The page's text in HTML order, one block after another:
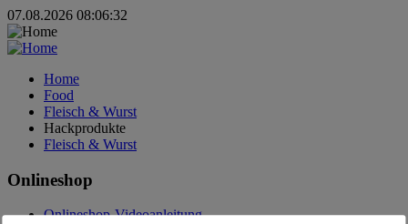
07.08.2026 08:06:32
Home
Food
Fleisch & Wurst
Hackprodukte
Fleisch & Wurst
Onlineshop
Onlineshop-Videoanleitung